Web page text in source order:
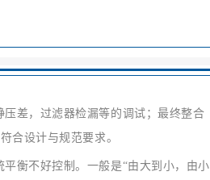
差，过滤器检漏等的调试；最终整合
合设计与规范要求。
衡不好控制。一般是“由大到小，由小